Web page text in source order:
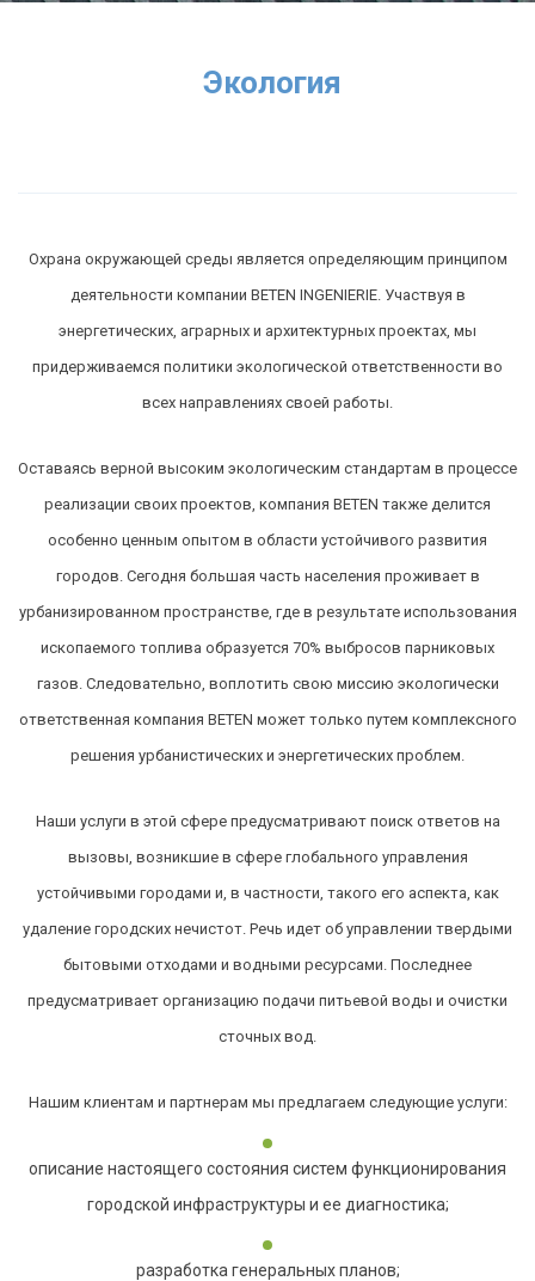
Экология
Охрана окружающей среды является определяющим принципом
деятельности компании BETEN INGENIERIE. Участвуя в
энергетических, аграрных и архитектурных проектах, мы
придерживаемся политики экологической ответственности во
всех направлениях своей работы.
Оставаясь верной высоким экологическим стандартам в процессе
реализации своих проектов, компания BETEN также делится
особенно ценным опытом в области устойчивого развития
городов. Сегодня большая часть населения проживает в
урбанизированном пространстве, где в результате использования
ископаемого топлива образуется 70% выбросов парниковых
газов. Следовательно, воплотить свою миссию экологически
ответственная компания BETEN может только путем комплексного
решения урбанистических и энергетических проблем.
Наши услуги в этой сфере предусматривают поиск ответов на
вызовы, возникшие в сфере глобального управления
устойчивыми городами и, в частности, такого его аспекта, как
удаление городских нечистот. Речь идет об управлении твердыми
бытовыми отходами и водными ресурсами. Последнее
предусматривает организацию подачи питьевой воды и очистки
сточных вод.
Нашим клиентам и партнерам мы предлагаем следующие услуги:
описание настоящего состояния систем функционирования
городской инфраструктуры и ее диагностика;
разработка генеральных планов;